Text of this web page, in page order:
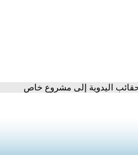
اليدوية إلى مشروع خاص